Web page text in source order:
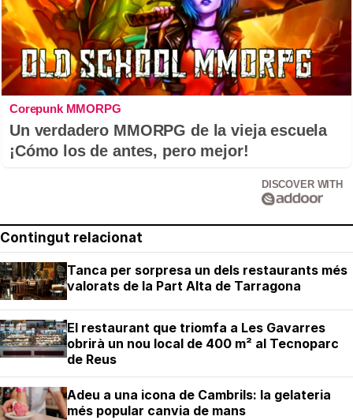
Corepunk MMORPG
Un verdadero MMORPG de la vieja escuela
¡Cómo los de antes, pero mejor!
DISCOVER WITH
Contingut relacionat
Tanca per sorpresa un dels restaurants més
valorats de la Part Alta de Tarragona
El restaurant que triomfa a Les Gavarres
obrirà un nou local de 400 m² al Tecnoparc
de Reus
Adeu a una icona de Cambrils: la gelateria
més popular canvia de mans